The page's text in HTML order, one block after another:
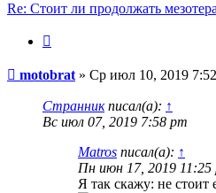
Re: Стоит ли продолжать
Сообщение
motobrat » Ср июл 10, 2019
Странникписал(а): ↑
Вс июл 07, 2019 7:58 pm
Matros писал(а): ↑
Пн июн 17, 2019 11:25
Я так скажу: не стоит